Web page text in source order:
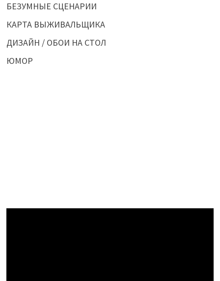
БЕЗУМНЫЕ СЦЕНАРИИ
КАРТА ВЫЖИВАЛЬЩИКА
ДИЗАЙН / ОБОИ НА СТОЛ
ЮМОР